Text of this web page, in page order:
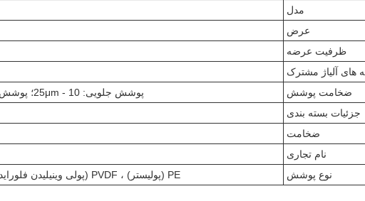
مدل
عرض
ظرفیت عرضه
های آلیاژ مشترک
ضخامت پوشش
پوشش جلویی: 10 - 25μm؛ پوشش عقب: 5 - 10μm (بر اساس نوع پوشش تنظیم شده)
جزئیات بسته بندی
ضخامت
نام تجاری
نوع پوشش
PE (پولیستر) ، PVDF (پولی وینیلیدن فلوراید) ، HDP (پولیستر مقاوم در برابر آب و هوا) ، FEVE.